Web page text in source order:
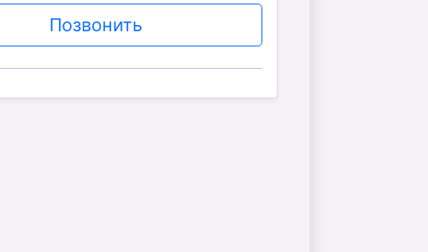
Позвонить